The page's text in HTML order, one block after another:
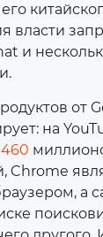
власти
и
от
на
460
Chrome
а